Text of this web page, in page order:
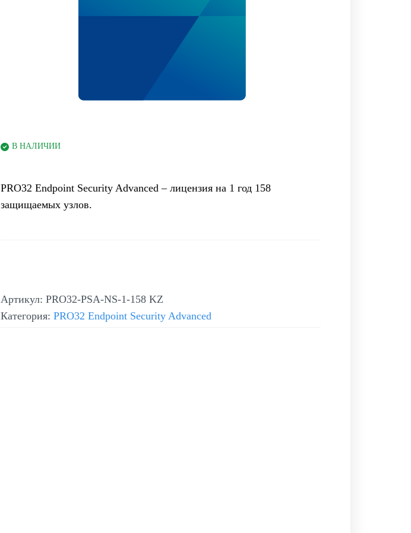
В НАЛИЧИИ
PRO32 Endpoint Security Advanced – лицензия на 1 год 158
защищаемых узлов.
Артикул:PRO32-PSA-NS-1-158 KZ
Категория:PRO32 Endpoint Security Advanced